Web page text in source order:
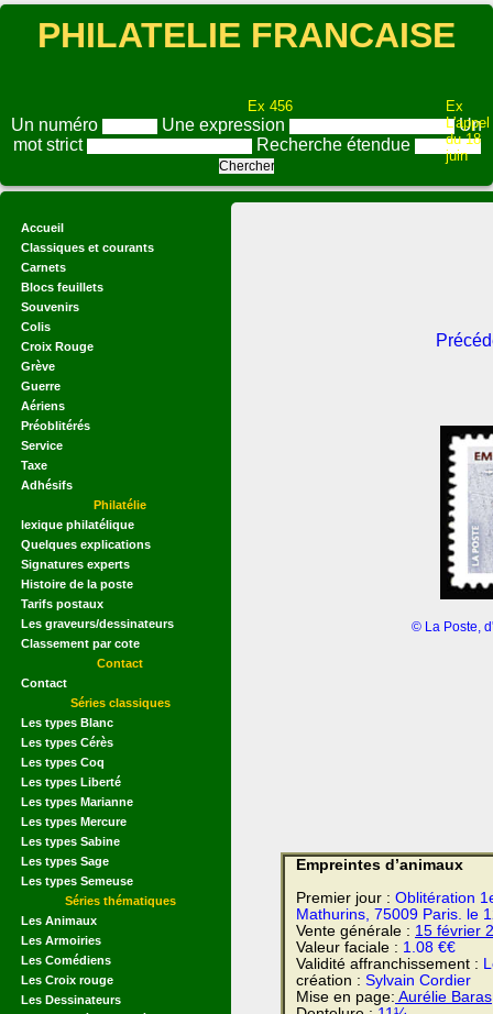
PHILATELIE FRANCAISE
Ex 456
Ex
L'appel
du 18
juin
Un numéro Une expression
Un
mot strict
Recherche étendue
Accueil
Classiques et courants
Carnets
Blocs feuillets
Souvenirs
Colis
Croix Rouge
Grève
Guerre
Aériens
Préoblitérés
Service
Taxe
Adhésifs
Philatélie
lexique philatélique
Quelques explications
Signatures experts
Histoire de la poste
Tarifs postaux
Les graveurs/dessinateurs
Classement par cote
Contact
Contact
Séries classiques
Les types Blanc
Les types Cérès
Les types Coq
Les types Liberté
Les types Marianne
Les types Mercure
Les types Sabine
Les types Sage
Les types Semeuse
Séries thématiques
Les Animaux
Les Armoiries
Les Comédiens
Les Croix rouge
Les Dessinateurs
© La Poste,
Empreintes d’animaux
Premier jour : Oblitération
Mathurins, 75009 Paris. le
Vente générale : 15 février
Valeur faciale : 1.08 €€
Validité affranchissement :
création : Sylvain Cordier
Mise en page: Aurélie Baras